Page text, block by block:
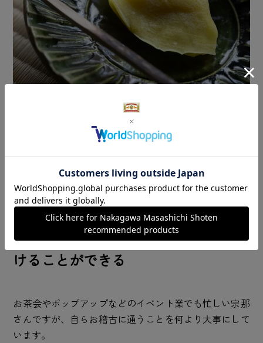
やりきれないからこそ、面白がり続
けることができる
お茶会やポップアップなどのイベント業でも忙しい宗那
さんですが、自らお稽古に通うことを何より大事にして
います。